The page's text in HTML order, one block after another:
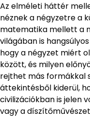
Az elméleti háttér
néznek a négyzetre a
matematika mellett a
világában is
hogy a négyzet miért
között, és milyen
rejthet más formákkal
áttekintésből kiderül,
civilizációkban is jelen
vagy a